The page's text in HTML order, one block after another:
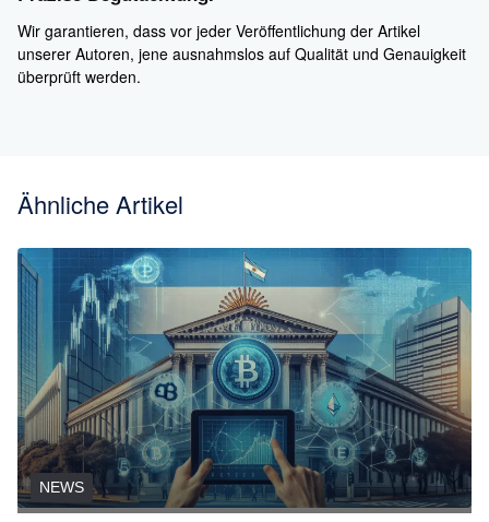
Wir garantieren, dass vor jeder Veröffentlichung der Artikel
unserer Autoren, jene ausnahmslos auf Qualität und Genauigkeit
überprüft werden.
Ähnliche Artikel
NEWS